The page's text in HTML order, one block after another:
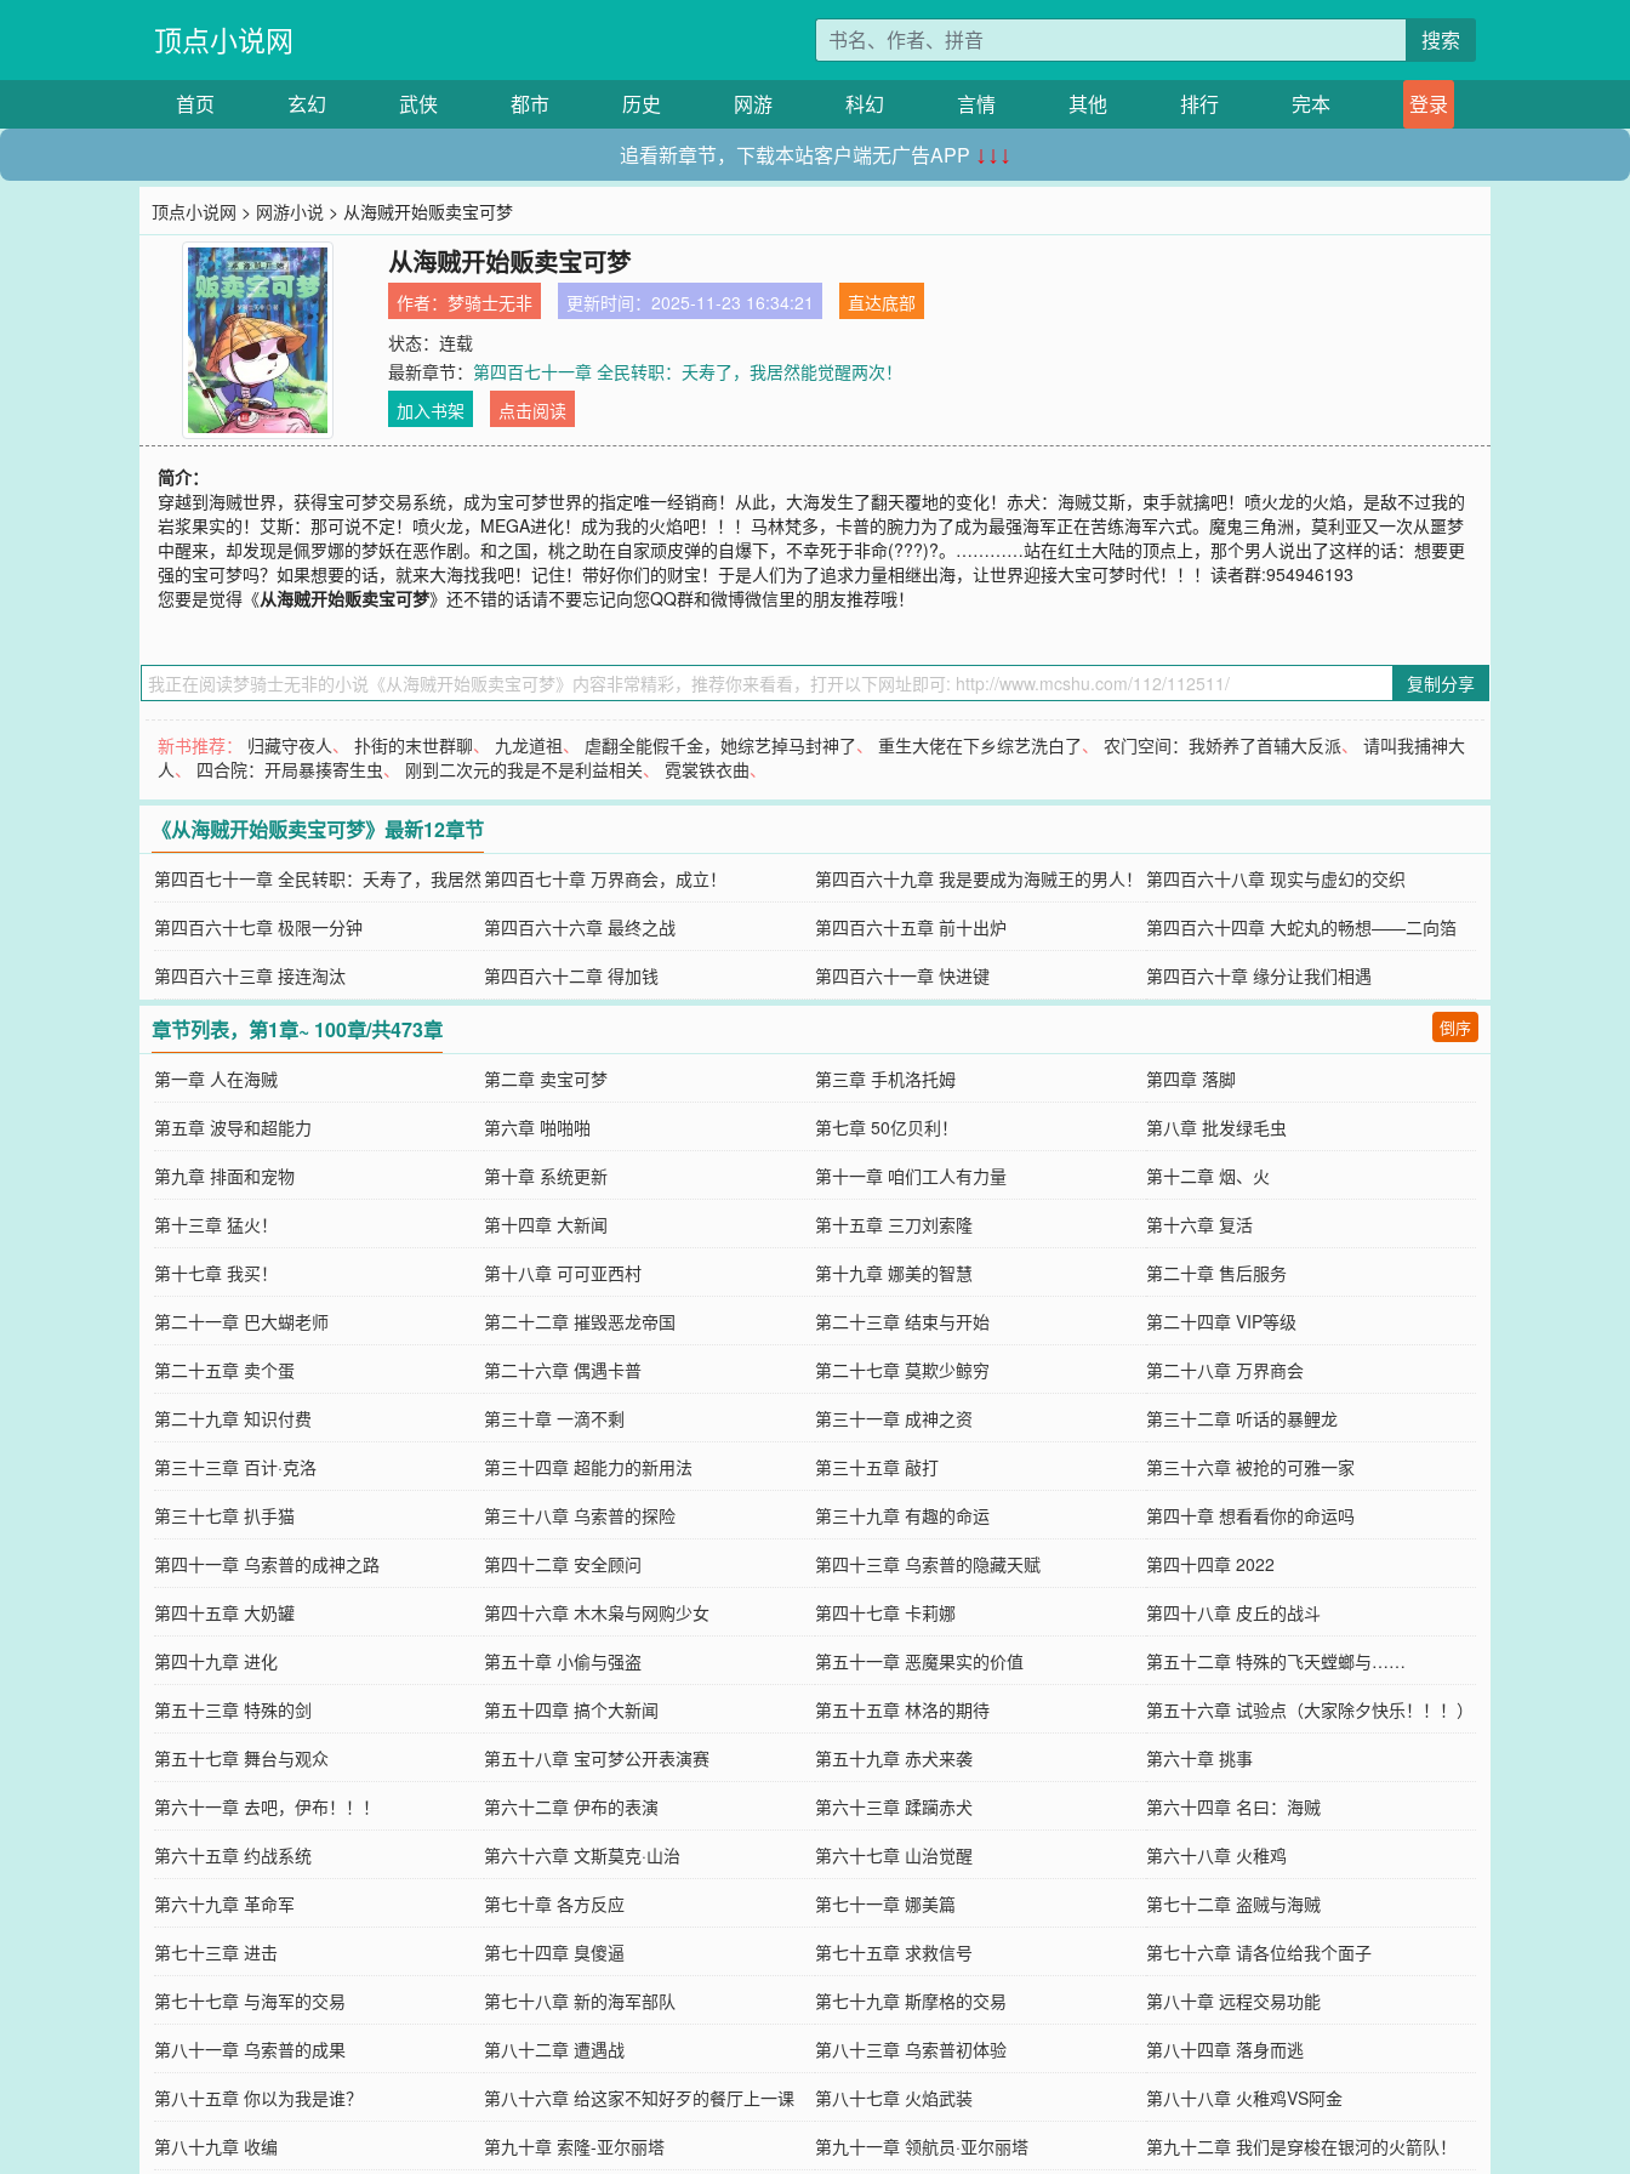
顶点小说网 搜索
首页 玄幻 武侠 都市 历史 网游 科幻 言情 其他 排行 完本
登录
追看新章节，下载本站客户端无广告APP ↓↓↓
顶点小说网 > 网游小说 > 从海贼开始贩卖宝可梦
从海贼开始贩卖宝可梦
作者：梦骑士无非 更新时间：2025-11-23 16:34:21
直达底部
状态：连载
最新章节：第四百七十一章 全民转职：夭寿了，我居然能觉醒两次！
加入书架
点击阅读
简介：
穿越到海贼世界，获得宝可梦交易系统，成为宝可梦世界的指定唯一经销商！从此，大海发生了翻天覆地的变化！赤犬：海贼艾斯，束手就擒吧！喷火龙的火焰，是敌不过我的
岩浆果实的！艾斯：那可说不定！喷火龙，MEGA进化！成为我的火焰吧！！！马林梵多，卡普的腕力为了成为最强海军正在苦练海军六式。魔鬼三角洲，莫利亚又一次从噩梦
中醒来，却发现是佩罗娜的梦妖在恶作剧。和之国，桃之助在自家顽皮弹的自爆下，不幸死于非命(???)?。…………站在红土大陆的顶点上，那个男人说出了这样的话：想要更
强的宝可梦吗？如果想要的话，就来大海找我吧！记住！带好你们的财宝！于是人们为了追求力量相继出海，让世界迎接大宝可梦时代！！！读者群:954946193
您要是觉得《从海贼开始贩卖宝可梦》还不错的话请不要忘记向您QQ群和微博微信里的朋友推荐哦！
复制分享
新书推荐： 归藏守夜人、扑街的末世群聊、 九龙道祖、 虐翻全能假千金，她综艺掉马封神了、重生大佬在下乡综艺洗白了、农门空间：我娇养了首辅大反派、请叫我捕神大
人、 四合院：开局暴揍寄生虫、 刚到二次元的我是不是利益相关、 霓裳铁衣曲、
《从海贼开始贩卖宝可梦》最新12章节
第四百七十一章 全民转职：夭寿了，我居然
能觉醒两次！
第四百七十章 万界商会，成立！ 第四百六十九章 我是要成为海贼王的男人！ 第四百六十八章 现实与虚幻的交织
第四百六十七章 极限一分钟
第四百六十六章 最终之战 第四百六十五章 前十出炉
第四百六十四章 大蛇丸的畅想——二向箔
第四百六十三章 接连淘汰
第四百六十二章 得加钱 第四百六十一章 快进键 第四百六十章 缘分让我们相遇
章节列表，第1章~ 100章/共473章 倒序
第一章 人在海贼 第二章 卖宝可梦 第三章 手机洛托姆
第四章 落脚
第五章 波导和超能力
第六章 啪啪啪 第七章 50亿贝利！
第八章 批发绿毛虫
第九章 排面和宠物
第十章 系统更新 第十一章 咱们工人有力量
第十二章 烟、火
第十三章 猛火！
第十四章 大新闻 第十五章 三刀刘索隆
第十六章 复活
第十七章 我买！
第十八章 可可亚西村 第十九章 娜美的智慧
第二十章 售后服务
第二十一章 巴大蝴老师
第二十二章 摧毁恶龙帝国 第二十三章 结束与开始
第二十四章 VIP等级
第二十五章 卖个蛋
第二十六章 偶遇卡普 第二十七章 莫欺少鲸穷
第二十八章 万界商会
第二十九章 知识付费
第三十章 一滴不剩 第三十一章 成神之资
第三十二章 听话的暴鲤龙
第三十三章 百计·克洛
第三十四章 超能力的新用法 第三十五章 敲打
第三十六章 被抢的可雅一家
第三十七章 扒手猫
第三十八章 乌索普的探险 第三十九章 有趣的命运
第四十章 想看看你的命运吗
第四十一章 乌索普的成神之路
第四十二章 安全顾问 第四十三章 乌索普的隐藏天赋
第四十四章 2022
第四十五章 大奶罐
第四十六章 木木枭与网购少女 第四十七章 卡莉娜
第四十八章 皮丘的战斗
第四十九章 进化
第五十章 小偷与强盗 第五十一章 恶魔果实的价值
第五十二章 特殊的飞天螳螂与……
第五十三章 特殊的剑
第五十四章 搞个大新闻 第五十五章 林洛的期待
第五十六章 试验点（大家除夕快乐！！！）
第五十七章 舞台与观众
第五十八章 宝可梦公开表演赛 第五十九章 赤犬来袭
第六十章 挑事
第六十一章 去吧，伊布！！！
第六十二章 伊布的表演 第六十三章 蹂躏赤犬
第六十四章 名曰：海贼
第六十五章 约战系统
第六十六章 文斯莫克·山治 第六十七章 山治觉醒
第六十八章 火稚鸡
第六十九章 革命军
第七十章 各方反应 第七十一章 娜美篇
第七十二章 盗贼与海贼
第七十三章 进击
第七十四章 臭傻逼 第七十五章 求救信号
第七十六章 请各位给我个面子
第七十七章 与海军的交易
第七十八章 新的海军部队 第七十九章 斯摩格的交易
第八十章 远程交易功能
第八十一章 乌索普的成果
第八十二章 遭遇战 第八十三章 乌索普初体验
第八十四章 落身而逃
第八十五章 你以为我是谁？
第八十六章 给这家不知好歹的餐厅上一课 第八十七章 火焰武装
第八十八章 火稚鸡VS阿金
第八十九章 收编
第九十章 索隆-亚尔丽塔 第九十一章 领航员·亚尔丽塔 第九十二章 我们是穿梭在银河的火箭队！